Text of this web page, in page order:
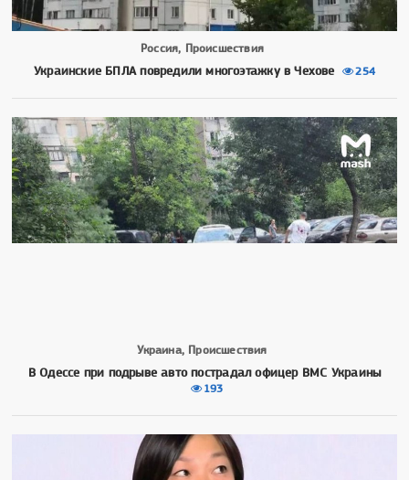
Россия, Происшествия
Украинские БПЛА повредили многоэтажку в Чехове 254
Украина, Происшествия
В Одессе при подрыве авто пострадал офицер ВМС Украины
193